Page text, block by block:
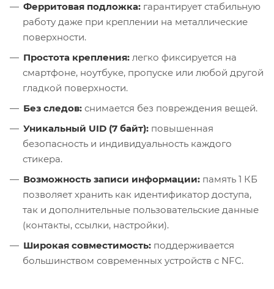
Ферритовая подложка: гарантирует стабильную
работу даже при креплении на металлические
поверхности.
Простота крепления: легко фиксируется на
смартфоне, ноутбуке, пропуске или любой другой
гладкой поверхности.
Без следов: снимается без повреждения вещей.
Уникальный UID (7 байт): повышенная
безопасность и индивидуальность каждого
стикера.
Возможность записи информации: память 1 КБ
позволяет хранить как идентификатор доступа,
так и дополнительные пользовательские данные
(контакты, ссылки, настройки).
Широкая совместимость: поддерживается
большинством современных устройств с NFC.